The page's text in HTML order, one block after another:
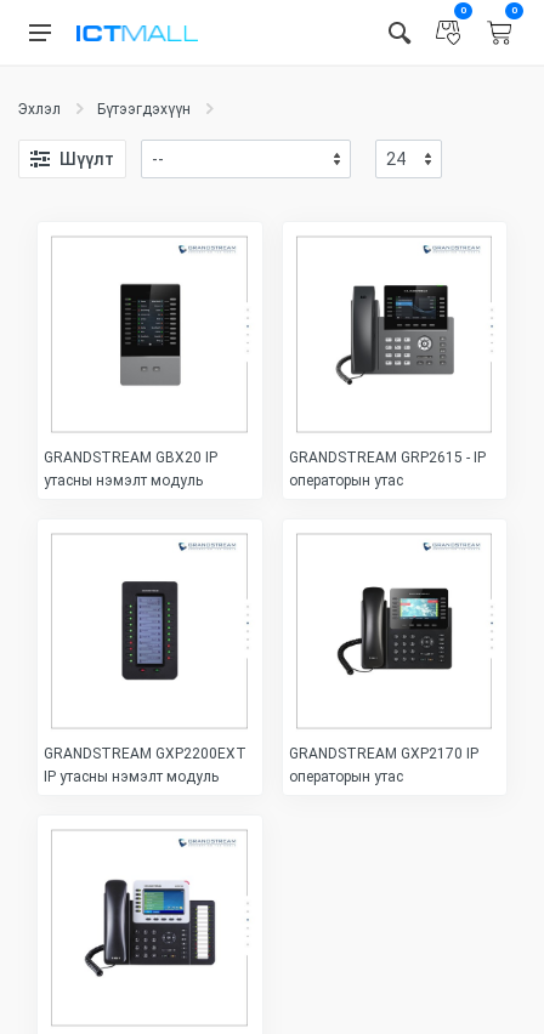
0 0
Эхлэл Бүтээгдэхүүн
Шүүлт
GRANDSTREAM GBX20 IP
утасны нэмэлт модуль
GRANDSTREAM GRP2615 - IP
операторын утас
GRANDSTREAM GXP2200EXT
IP утасны нэмэлт модуль
GRANDSTREAM GXP2170 IP
операторын утас